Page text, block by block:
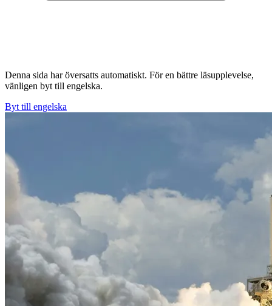
Denna sida har översatts automatiskt. För en bättre läsupplevelse,
vänligen byt till engelska.
Byt till engelska